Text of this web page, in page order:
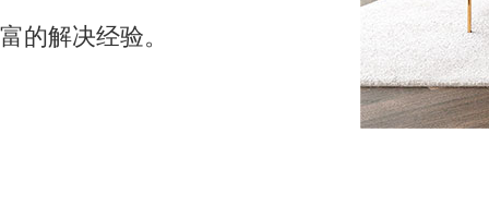
富的解决经验。